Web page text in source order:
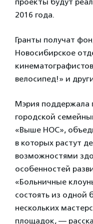
2016 года.
Гранты получат
Новосибирское
велосипед!» и
Мэрия поддержала
городской
«Выше НОС»,
в которых растут
возможностями
особенностей
«Больничные
состоять из одной
нескольких
площадок, —